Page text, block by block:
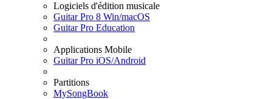
Logiciels d'édition musicale
Guitar Pro 8 Win/macOS
Guitar Pro Education
Applications Mobile
Guitar Pro iOS/Android
Partitions
MySongBook